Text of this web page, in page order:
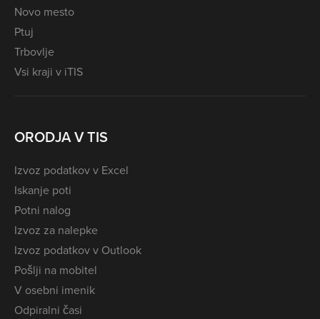
Novo mesto
Ptuj
Trbovlje
Vsi kraji v iTIS
ORODJA V TIS
Izvoz podatkov v Excel
Iskanje poti
Potni nalog
Izvoz za nalepke
Izvoz podatkov v Outlook
Pošlji na mobitel
V osebni imenik
Odpiralni časi